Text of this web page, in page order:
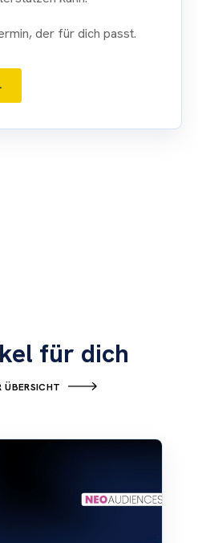
der für dich passt.
für dich
ÜBERSICHT